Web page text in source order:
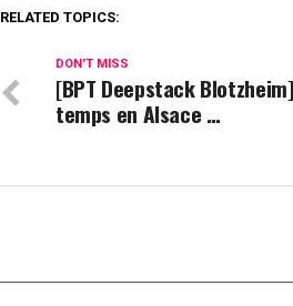
RELATED TOPICS:
DON'T MISS
[BPT Deepstack
temps en Alsace …